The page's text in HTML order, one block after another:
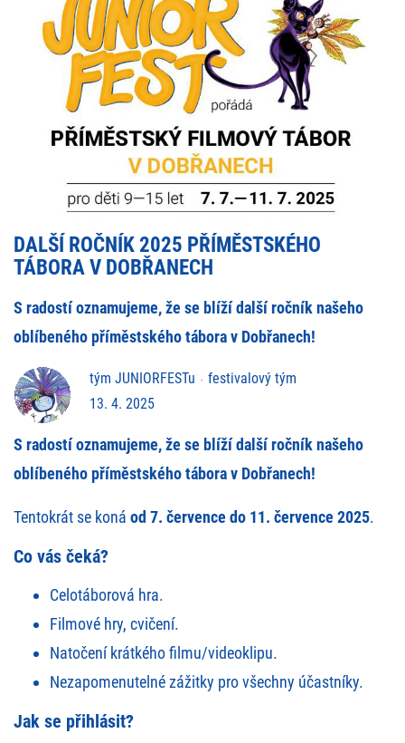
DALŠÍ ROČNÍK 2025 PŘÍMĚSTSKÉHO
TÁBORA V DOBŘANECH
S radostí oznamujeme, že se blíží další ročník našeho
oblíbeného příměstského tábora v Dobřanech!
tým JUNIORFESTu
festivalový tým
13. 4. 2025
S radostí oznamujeme, že se blíží další ročník našeho
oblíbeného příměstského tábora v Dobřanech!
Tentokrát se koná od 7. července do 11. července 2025.
Co vás čeká?
Celotáborová hra.
Filmové hry, cvičení.
Natočení krátkého filmu/videoklipu.
Nezapomenutelné zážitky pro všechny účastníky.
Jak se přihlásit?